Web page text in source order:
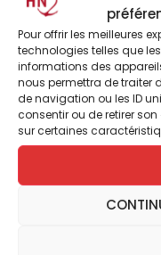
Pour offrir les meilleures
technologies telles que
informations des
nous permettra de traiter
de navigation ou les ID
consentir ou de retirer
sur certaines
sécurité et
et biens
la droite est
conservatrices,
moral, l’ordre
système
gauche est
progressistes,
une
Pour
et de